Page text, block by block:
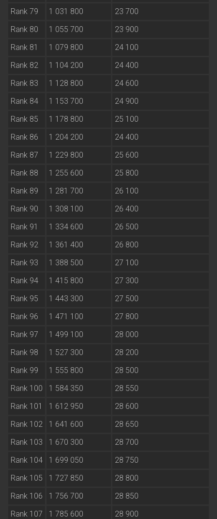
Rank 79
1 031 800
23 700
Rank 80
1 055 700
23 900
Rank 81
1 079 800
24 100
Rank 82
1 104 200
24 400
Rank 83
1 128 800
24 600
Rank 84
1 153 700
24 900
Rank 85
1 178 800
25 100
Rank 86
1 204 200
24 400
Rank 87
1 229 800
25 600
Rank 88
1 255 600
25 800
Rank 89
1 281 700
26 100
Rank 90
1 308 100
26 400
Rank 91
1 334 600
26 500
Rank 92
1 361 400
26 800
Rank 93
1 388 500
27 100
Rank 94
1 415 800
27 300
Rank 95
1 443 300
27 500
Rank 96
1 471 100
27 800
Rank 97
1 499 100
28 000
Rank 98
1 527 300
28 200
Rank 99
1 555 800
28 500
Rank 100
1 584 350
28 550
Rank 101
1 612 950
28 600
Rank 102
1 641 600
28 650
Rank 103
1 670 300
28 700
Rank 104
1 699 050
28 750
Rank 105
1 727 850
28 800
Rank 106
1 756 700
28 850
Rank 107
1 785 600
28 900